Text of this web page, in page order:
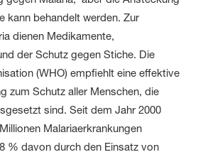
kann behandelt werden. Zur
dienen Medikamente,
der Schutz gegen Stiche. Die
(WHO) empfiehlt eine effektive
zum Schutz aller Menschen, die
sind. Seit dem Jahr 2000
Malariaerkrankungen
% davon durch den Einsatz von